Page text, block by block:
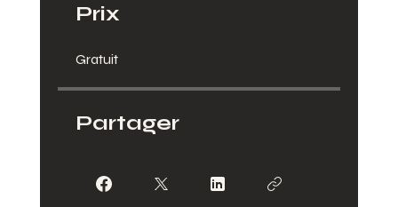
Prix
Gratuit
Partager